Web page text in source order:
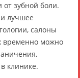
зубной боли.
лучшее
салоны
временно можно
клинике.